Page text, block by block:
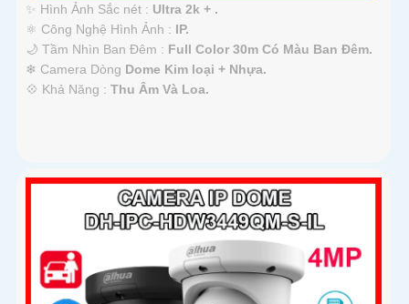
✨ Hình Ảnh Sắc nét : Ultra 2k + .
⚛️ Công Nghệ Hình Ảnh : IP.
🌙 Tầm Nhìn Ban Đêm : Full Color 30m Có Màu Ban Ðêm.
❄ Camera Dòng Dome Kim loại + Nhựa.
️💠 Khả Năng : Thu Âm Và Loa.